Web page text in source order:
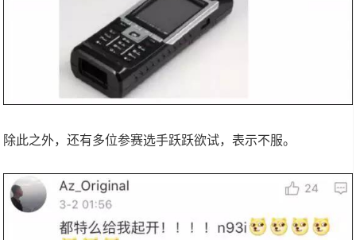
除此之外，还有多位参赛选手跃跃欲试，表示不服。